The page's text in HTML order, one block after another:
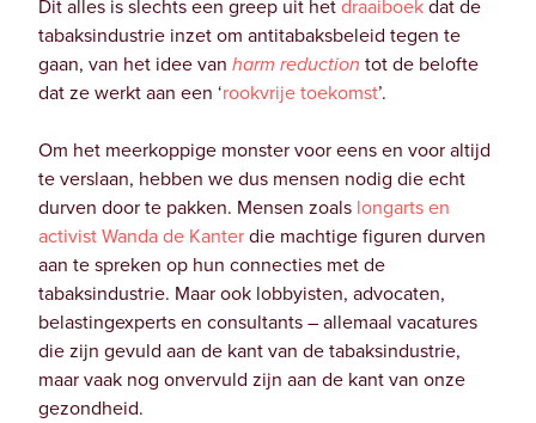
Dit alles is slechts een greep uit hetdraaiboekdat de
tabaksindustrie inzet om antitabaksbeleid tegen te
gaan, van het idee van harm reduction tot de belofte
dat ze werkt aan een ‘rookvrije toekomst’.
Om het meerkoppige monster voor eens en voor altijd
te verslaan, hebben we dus mensen nodig die echt
durven door te pakken. Mensen zoals longarts en
activist Wanda de Kanterdie machtige figuren durven
aan te spreken op hun connecties met de
tabaksindustrie. Maar ook lobbyisten, advocaten,
belastingexperts en consultants – allemaal vacatures
die zijn gevuld aan de kant van de tabaksindustrie,
maar vaak nog onvervuld zijn aan de kant van onze
gezondheid.